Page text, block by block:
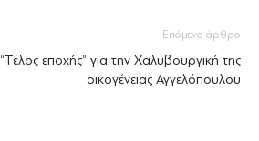
Επόμενο άρθρο
“Τέλος εποχής” για την Χαλυβουργική της
οικογένειας Αγγελόπουλου